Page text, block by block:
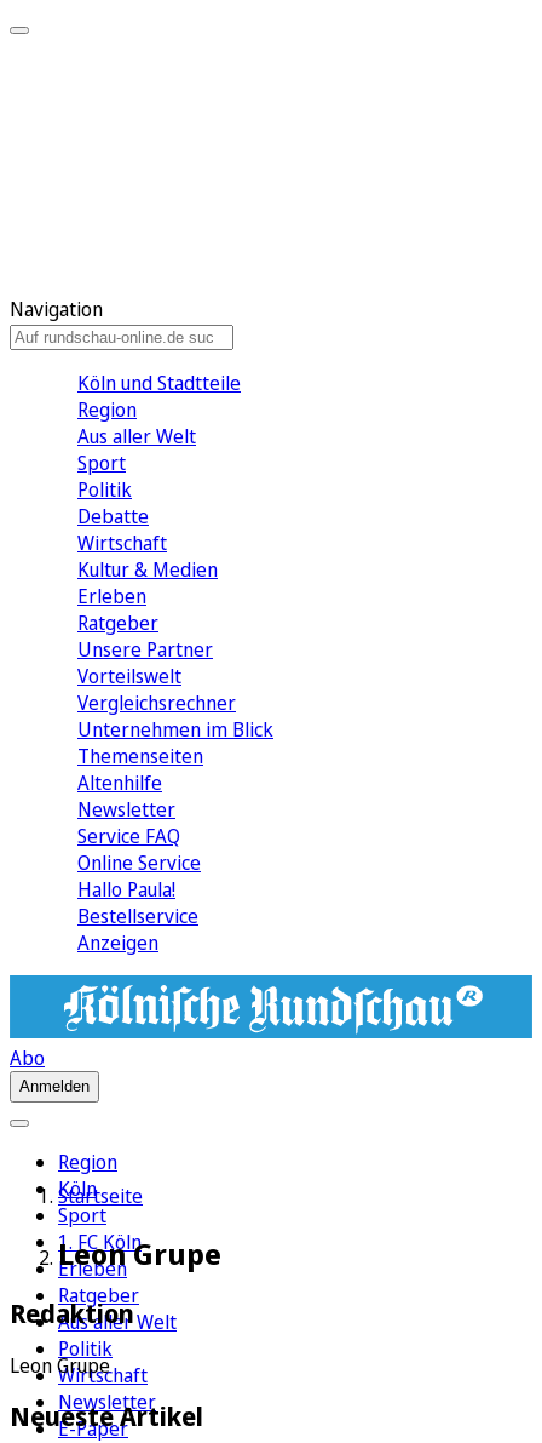
Navigation
Köln und Stadtteile
Region
Aus aller Welt
Sport
Politik
Debatte
Wirtschaft
Kultur & Medien
Erleben
Ratgeber
Unsere Partner
Vorteilswelt
Vergleichsrechner
Unternehmen im Blick
Themenseiten
Altenhilfe
Newsletter
Service FAQ
Online Service
Hallo Paula!
Bestellservice
Anzeigen
Abo
Anmelden
Region
Köln
Sport
1. FC Köln
Erleben
Ratgeber
Aus aller Welt
Politik
Wirtschaft
Newsletter
E-Paper
Startseite
Leon Grupe
Redaktion
Leon Grupe
Neueste Artikel